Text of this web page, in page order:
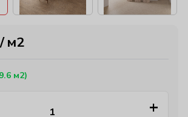
м2
м2)